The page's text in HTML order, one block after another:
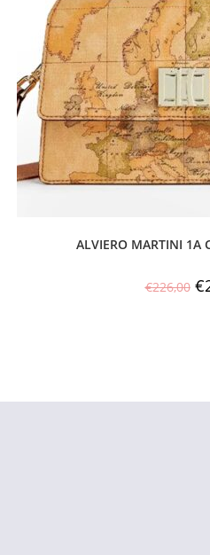
ALVIERO MARTINI 1A
€226,00 €